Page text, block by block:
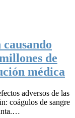
de
médica
adversos de las
coágulos de sangre